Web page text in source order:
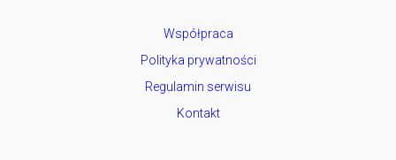
Współpraca
Polityka prywatności
Regulamin serwisu
Kontakt